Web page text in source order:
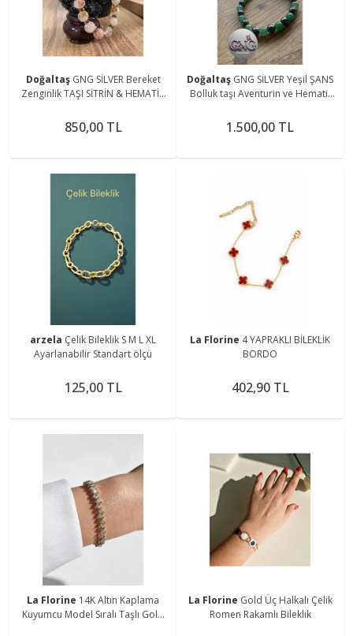
Doğaltaş GNG SİLVER Bereket
Zenginlik TAŞI SİTRİN & HEMATİT
BİLEKLİK
850,00 TL
Doğaltaş GNG SİLVER Yeşil ŞANS
Bolluk taşı Aventurin ve Hematit
1.500,00 TL
arzela Çelik Bileklik S M L XL
Ayarlanabilir Standart ölçü
125,00 TL
La Florine 4 YAPRAKLI BİLEKLİK
BORDO
402,90 TL
La Florine 14K Altın Kaplama
Kuyumcu Model Sıralı Taşlı Gold
La Florine Gold Üç Halkalı Çelik
Romen Rakamlı Bileklik